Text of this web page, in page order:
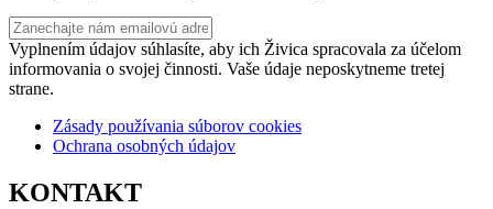
Vyplnením údajov súhlasíte, aby ich Živica spracovala za účelom
informovania o svojej činnosti. Vaše údaje neposkytneme tretej
strane.
Zásady používania súborov cookies
Ochrana osobných údajov
KONTAKT